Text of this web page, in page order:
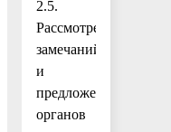
2.5.
Рассмотрение
замечаний
и
предложений
органов